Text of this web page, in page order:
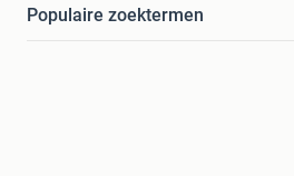
Populaire zoektermen